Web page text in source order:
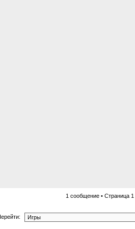
1 сообщение • Страница 1